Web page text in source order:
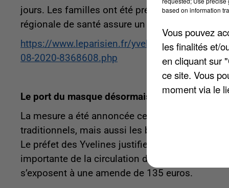
jours. Les familles ont été prévenues au cours
régionale de santé assure un suivi quotidien.
https://www.leparisien.fr/yvelines-78/
08-2020-8368608.php
Le port du masque désormais obligatoire sur
La mesure a été annoncée ce week-end par la
traditionnels, mais aussi les brocantes et autres
Le préfet des Yvelines justifie sa décision par «
importante de la circulation du Covid-19 ces
s’exposent à une amende de 135 euros.
based on information
Vous pouvez
les finalités et/
en cliquant sur
ce site. Vous
moment via le